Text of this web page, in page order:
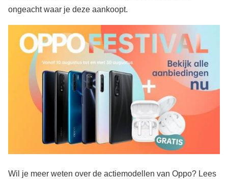
ongeacht waar je deze aankoopt.
Wil je meer weten over de actiemodellen van Oppo? Lees